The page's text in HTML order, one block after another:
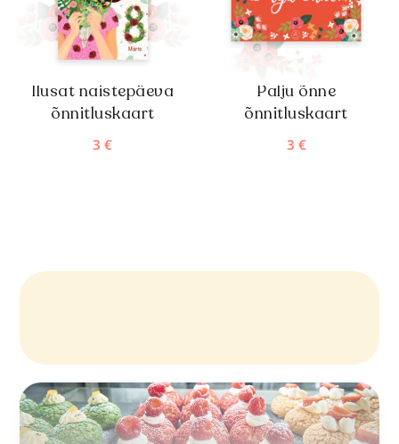
Ilusat naistepäeva
õnnitluskaart
3€
Palju õnne
õnnitluskaart
3 €